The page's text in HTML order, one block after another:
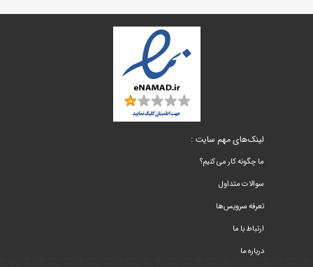
لینک‌های مهم سایت :
ما چگونه کار می کنیم؟
سوالات متداول
تعرفه سرویس‌ها
ارتباط با ما
درباره ما